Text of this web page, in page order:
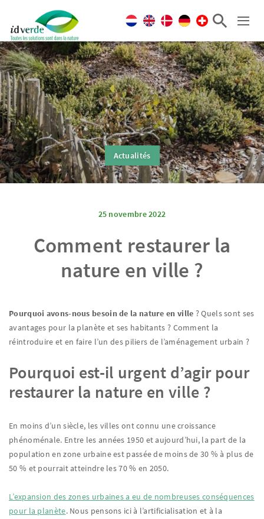
Actualités
25 novembre 2022
Comment restaurer la
nature en ville ?
Pourquoi avons-nous besoin de la nature en ville ? Quels sont ses
avantages pour la planète et ses habitants ? Comment la
réintroduire et en faire l’un des piliers de l’aménagement urbain ?
Pourquoi est-il urgent d’agir pour
restaurer la nature en ville ?
En moins d’un siècle, les villes ont connu une croissance
phénoménale. Entre les années 1950 et aujourd’hui, la part de la
population en zone urbaine est passée de moins de 30 % à plus de
50 % et pourrait atteindre les 70 % en 2050.
L’expansion des zones urbaines a eu de nombreuses conséquences
pour la planète. Nous pensons ici à l’artificialisation et à la